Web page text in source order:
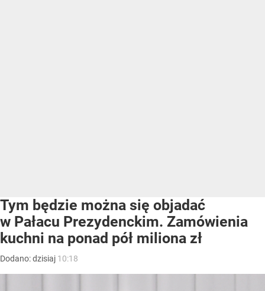
Tym będzie można się objadać
w Pałacu Prezydenckim. Zamówienia
kuchni na ponad pół miliona zł
Dodano:dzisiaj 10:18